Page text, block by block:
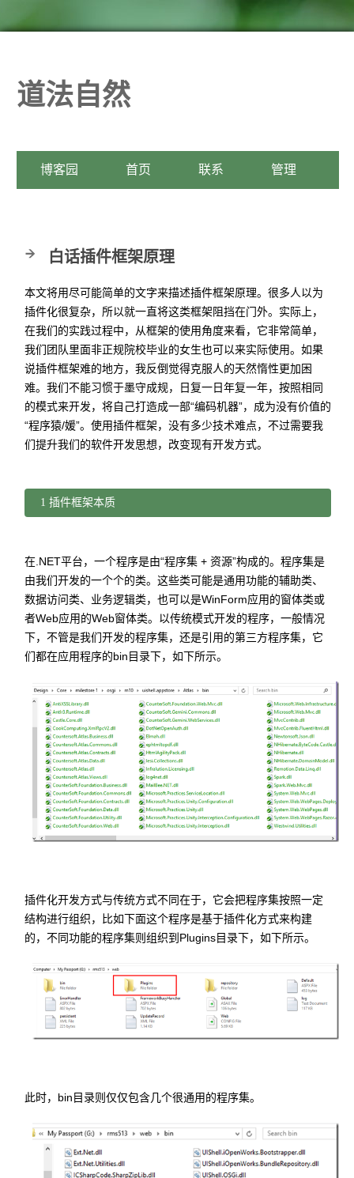
道法自然
博客园 首页 联系 管理
白话插件框架原理
本文将用尽可能简单的文字来描述插件框架原理。很多人以为
插件化很复杂，所以就一直将这类框架阻挡在门外。实际上，
在我们的实践过程中，从框架的使用角度来看，它非常简单，
我们团队里面非正规院校毕业的女生也可以来实际使用。如果
说插件框架难的地方，我反倒觉得克服人的天然惰性更加困
难。我们不能习惯于墨守成规，日复一日年复一年，按照相同
的模式来开发，将自己打造成一部“编码机器”，成为没有价值的
“程序猿/媛”。使用插件框架，没有多少技术难点，不过需要我
们提升我们的软件开发思想，改变现有开发方式。
1 插件框架本质
在.NET平台，一个程序是由“程序集 + 资源”构成的。程序集是
由我们开发的一个个的类。这些类可能是通用功能的辅助类、
数据访问类、业务逻辑类，也可以是WinForm应用的窗体类或
者Web应用的Web窗体类。以传统模式开发的程序，一般情况
下，不管是我们开发的程序集，还是引用的第三方程序集，它
们都在应用程序的bin目录下，如下所示。
插件化开发方式与传统方式不同在于，它会把程序集按照一定
结构进行组织，比如下面这个程序是基于插件化方式来构建
的，不同功能的程序集则组织到Plugins目录下，如下所示。
此时，bin目录则仅仅包含几个很通用的程序集。